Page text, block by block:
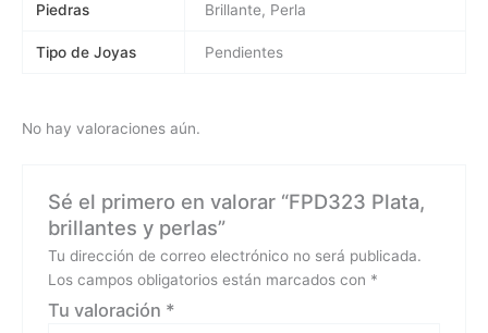
Piedras Brillante, Perla
Tipo de Joyas Pendientes
No hay valoraciones aún.
Sé el primero en valorar “FPD323 Plata,
brillantes y perlas”
Tu dirección de correo electrónico no será publicada.
Los campos obligatorios están marcados con *
Tu valoración *